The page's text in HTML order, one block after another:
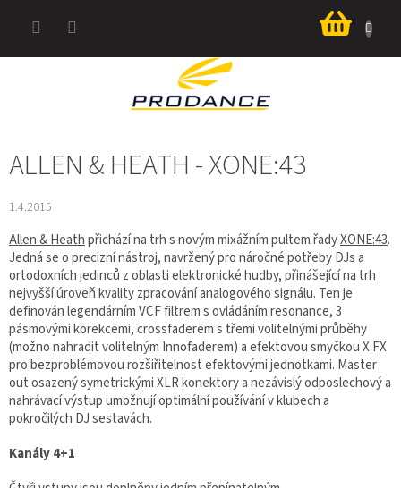
košík
ALLEN & HEATH - XONE:43
1.4.2015
Allen & Heathpřichází na trh s novým mixážním pultem řadyXONE:43.
Jedná se o precizní nástroj, navržený pro náročné potřeby DJs a
ortodoxních jedinců z oblasti elektronické hudby, přinášející na trh
nejvyšší úroveň kvality zpracování analogového signálu. Ten je
definován legendárním VCF filtrem s ovládáním resonance, 3
pásmovými korekcemi, crossfaderem s třemi volitelnými průběhy
(možno nahradit volitelným Innofaderem) a efektovou smyčkou X:FX
pro bezproblémovou rozšiřitelnost efektovými jednotkami. Master
out osazený symetrickými XLR konektory a nezávislý odposlechový a
nahrávací výstup umožnují optimální používání v klubech a
pokročilých DJ sestavách.
Kanály 4+1